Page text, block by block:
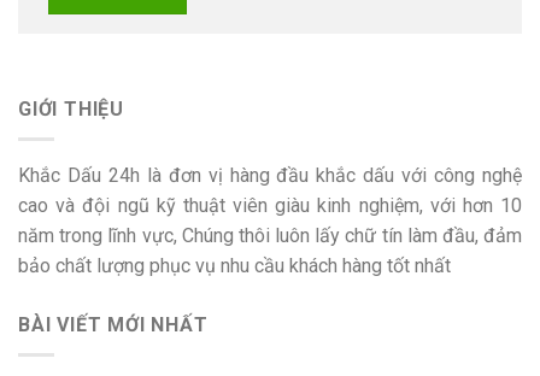
GIỚI THIỆU
Khắc Dấu 24h là đơn vị hàng đầu khắc dấu với công nghệ
cao và đội ngũ kỹ thuật viên giàu kinh nghiệm, với hơn 10
năm trong lĩnh vực, Chúng thôi luôn lấy chữ tín làm đầu, đảm
bảo chất lượng phục vụ nhu cầu khách hàng tốt nhất
BÀI VIẾT MỚI NHẤT